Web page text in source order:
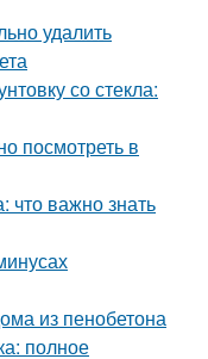
удалить
со стекла:
посмотреть в
что важно знать
из пенобетона
полное